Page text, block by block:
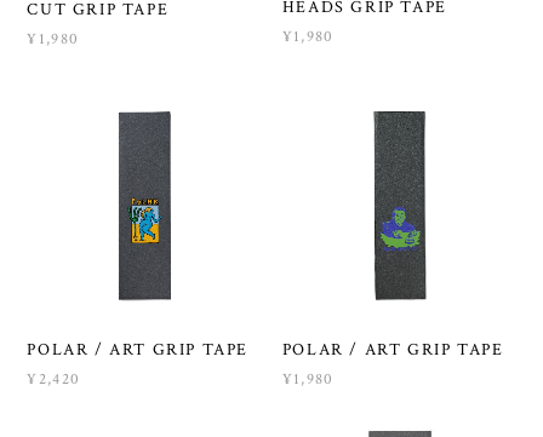
CUT GRIP TAPE
¥1,980
HEADS GRIP TAPE
¥1,980
POLAR / ART GRIP TAPE
¥2,420
POLAR / ART GRIP TAPE
¥1,980